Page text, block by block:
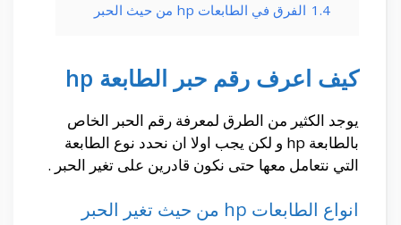
1.4 الفرق في الطابعات hp من حيث الحبر
كيف اعرف رقم حبر الطابعة hp
يوجد الكثير من الطرق لمعرفة رقم الحبر الخاص
بالطابعة hp و لكن يجب اولا ان نحدد نوع الطابعة
التي نتعامل معها حتى نكون قادرين على تغير الحبر .
انواع الطابعات hp من حيث تغير الحبر